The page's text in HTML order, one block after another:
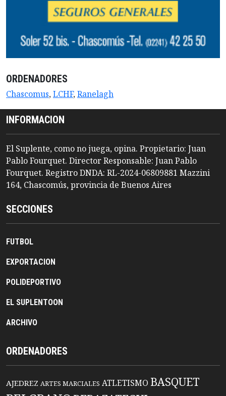
ORDENADORES
Chascomus,LCHF,Ranelagh
INFORMACION
El Suplente, como no juega, opina. Propietario: Juan
Pablo Fourquet. Director Responsable: Juan Pablo
Fourquet. Registro DNDA: RL-2024-06809881 Mazzini
164, Chascomús, provincia de Buenos Aires
SECCIONES
FUTBOL
EXPORTACION
POLIDEPORTIVO
EL SUPLENTOON
ARCHIVO
ORDENADORES
AJEDREZ ARTES MARCIALES ATLETISMO BASQUET